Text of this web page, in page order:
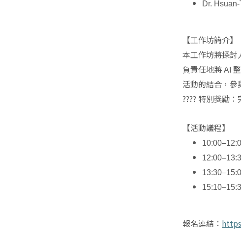
Dr.
【工作坊簡介】
本工作坊將探討
負責任地將 AI
活動的結合，
???? 特別獎勵
【活動議程】
報名連結 ：